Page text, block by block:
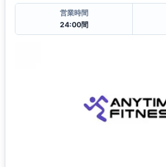
営業時間
24:00間